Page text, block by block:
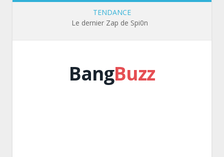
TENDANCE
Le dernier Zap de Spi0n
BangBuzz